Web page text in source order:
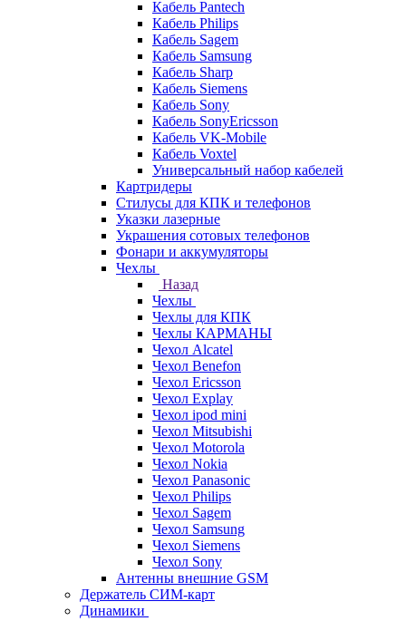
Кабель Pantech
Кабель Philips
Кабель Sagem
Кабель Samsung
Кабель Sharp
Кабель Siemens
Кабель Sony
Кабель SonyEricsson
Кабель VK-Mobile
Кабель Voxtel
Универсальный набор кабелей
Картридеры
Стилусы для КПК и телефонов
Указки лазерные
Украшения сотовых телефонов
Фонари и аккумуляторы
Чехлы
Назад
Чехлы
Чехлы для КПК
Чехлы КАРМАНЫ
Чехол Alcatel
Чехол Benefon
Чехол Ericsson
Чехол Explay
Чехол ipod mini
Чехол Mitsubishi
Чехол Motorola
Чехол Nokia
Чехол Panasonic
Чехол Philips
Чехол Sagem
Чехол Samsung
Чехол Siemens
Чехол Sony
Антенны внешние GSM
Держатель СИМ-карт
Динамики